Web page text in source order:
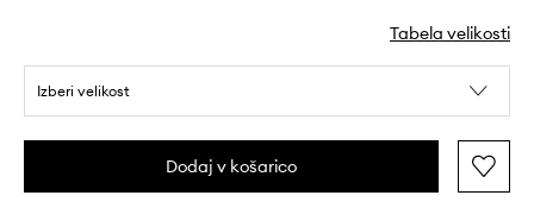
Tabela velikosti
Izberi velikost
Dodaj v košarico